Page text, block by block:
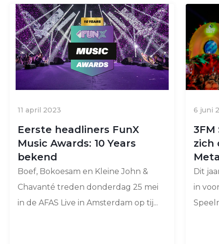
11 april 2023
Eerste headliners FunX
Music Awards: 10 Years
bekend
Boef, Bokoesam en Kleine John &
Chavanté treden donderdag 25 mei
in de AFAS Live in Amsterdam op tij...
6 juni
zich
Dit
in